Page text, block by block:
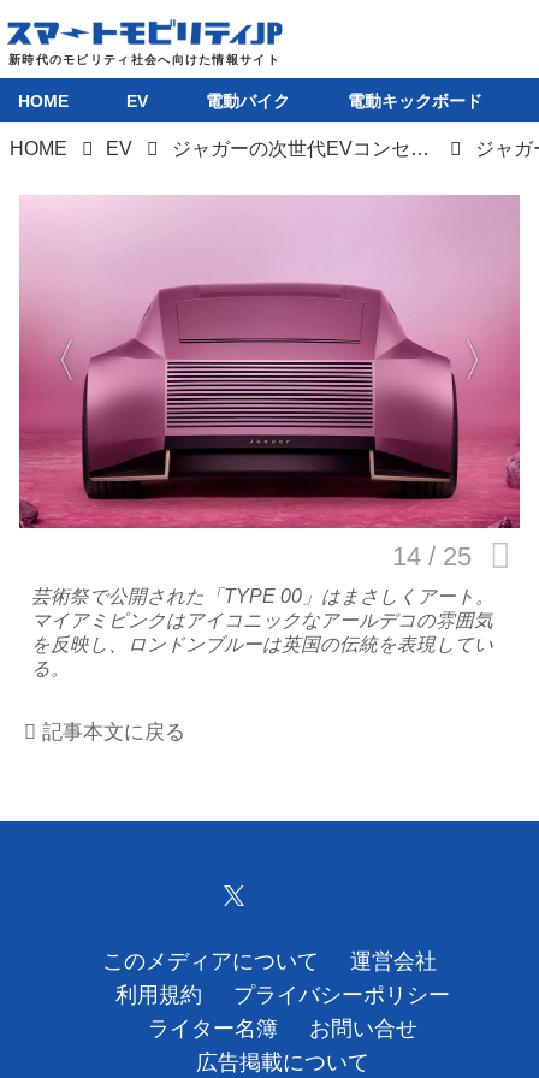
HOME
電動バイク
電動キックボード
ライフスタイル
テクノロジー
このメディアについて
運営会社
利用規約
お問い合せ
HOME EV 電動バイク 電動キックボード
HOME EV ジャガーの次世代EVコンセプト「TYPE 00」と量産モデル4ドアGTから見るEVブランドの方向性 ジャ
芸術祭で公開された「TYPE 00」はまさしくアート。
マイアミピンクはアイコニックなアールデコの雰囲気
を反映し、ロンドンブルーは英国の伝統を表現してい
る。
記事本文に戻る
このメディアについて
運営会社
利用規約
プライバシーポリシー
ライター名簿
お問い合せ
広告掲載について